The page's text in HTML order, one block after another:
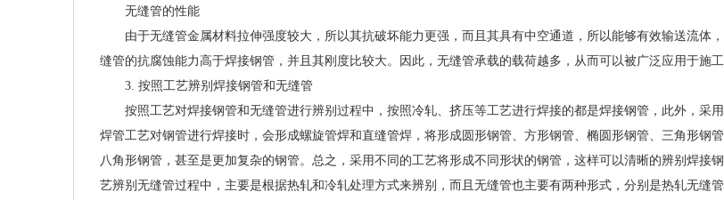
无缝管的性能
由于无缝管金属材料拉伸强度较大，所以其抗破坏能力更强，而且其具有中空通道，所以能够有效输送流体
缝管的抗腐蚀能力高于焊接钢管，并且其刚度比较大。因此，无缝管承载的载荷越多，从而可以被广泛应用于施工
3. 按照工艺辨别焊接钢管和无缝管
按照工艺对焊接钢管和无缝管进行辨别过程中，按照冷轧、挤压等工艺进行焊接的都是焊接钢管，此外，采用
焊管工艺对钢管进行焊接时，会形成螺旋管焊和直缝管焊，将形成圆形钢管、方形钢管、椭圆形钢管、三角形钢
八角形钢管，甚至是更加复杂的钢管。总之，采用不同的工艺将形成不同形状的钢管，这样可以清晰的辨别焊接
艺辨别无缝管过程中，主要是根据热轧和冷轧处理方式来辨别，而且无缝管也主要有两种形式，分别是热轧无缝